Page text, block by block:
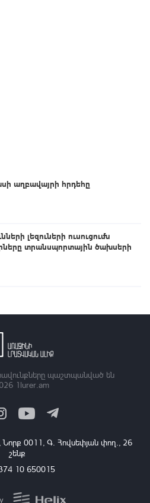
աղբավայրի հրդեհը
լեզուների ուսուցումն
տրանսպորտային ծախսերի
Մեծ Բրիտանիայի դեսպանի
մարդիկ են. Վենս
օտարերկրյա
պաշտպանված են
1lurer.am
Նորք 0011, Գ․ Հովսեփյան փող., 26
շենք
10 650015